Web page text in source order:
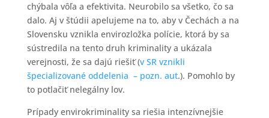
chýbala vôľa a efektivita. Neurobilo sa všetko, čo sa
dalo. Aj v štúdii apelujeme na to, aby v Čechách a na
Slovensku vznikla envirozložka polície, ktorá by sa
sústredila na tento druh kriminality a ukázala
verejnosti, že sa dajú riešiť (v SR vznikli
špecializované oddelenia – pozn. aut.). Pomohlo by
to potlačiť nelegálny lov.
Prípady envirokriminality sa riešia intenzívnejšie